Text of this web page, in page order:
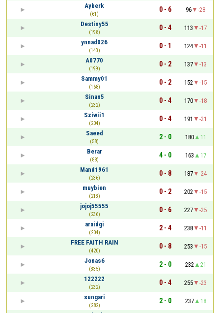
Ayberk
(61)
0 - 6 96
-28
Destiny55
(198)
0 - 4 113
-17
ynnad026
(143)
0 - 1 124
-11
A0770
(199)
0 - 2 137
-13
Sammy01
(168)
0 - 2 152
-15
Sinan5
(232)
0 - 4 170
-18
Sziwii1
(204)
0 - 4 191
-21
Saeed
(58)
2 - 0 180
11
Berar
(88)
4 - 0 163
17
Mand1961
(236)
0 - 8 187
-24
muybien
(213)
0 - 2 202
-15
jojoj55555
(236)
0 - 6 227
-25
araidgi
(204)
2 - 4 238
-11
FREE FAITH RAIN
(420)
0 - 8 253
-15
Jonas6
(335)
2 - 0 232
21
122222
(232)
0 - 4 255
-23
sungari
(282)
2 - 0 237
18